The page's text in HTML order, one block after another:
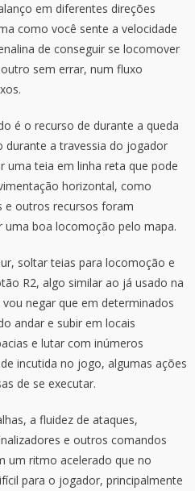
em diferentes direções
como você sente a velocidade
de conseguir se locomover
sem errar, num fluxo
é o recurso de durante a queda
a travessia do jogador
uma teia em linha reta que pode
horizontal, como
e outros recursos foram
boa locomoção pelo mapa.
soltar teias para locomoção e
R2, algo similar ao já usado na
vou negar que em determinados
andar e subir em locais
e lutar com inúmeros
incutida no jogo, algumas ações
de se executar.
a fluidez de ataques,
e outros comandos
um ritmo acelerado que no
para o jogador, principalmente